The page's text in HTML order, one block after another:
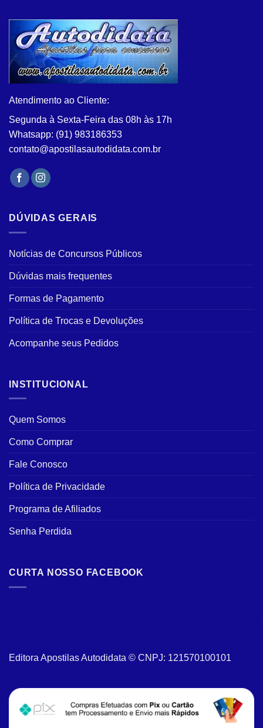
variantes.
As
opções
podem
ser
escolhidas
na
do
produto
variantes.
As
opções
podem
ser
escolhidas
do
Atendimento ao Cliente:
Segunda à Sexta-Feira das 08h às 17h
Whatsapp: (91) 983186353
contato@apostilasautodidata.com.br
DÚVIDAS GERAIS
Notícias de Concursos Públicos
Dúvidas mais frequentes
Formas de Pagamento
Política de Trocas e Devoluções
Acompanhe seus Pedidos
INSTITUCIONAL
Quem Somos
Como Comprar
Fale Conosco
Política de Privacidade
Programa de Afiliados
Senha Perdida
CURTA NOSSO FACEBOOK
Editora Apostilas Autodidata © CNPJ: 121570100101